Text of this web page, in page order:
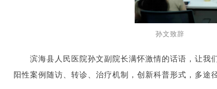
孙文致辞
滨海县人民医院孙文副院长满怀激情的话语，让我
阳性案例随访、转诊、治疗机制，创新科普形式，多